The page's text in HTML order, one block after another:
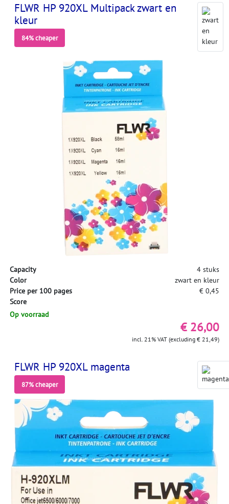
FLWR HP 920XL Multipack zwart en
kleur
84% cheaper
Capacity
4 stuks
Color
zwart en kleur
Price per 100 pages
€ 0,45
Score
Op voorraad
€ 26,00
incl. 21% VAT (excluding € 21,49)
FLWR HP 920XL magenta
87% cheaper